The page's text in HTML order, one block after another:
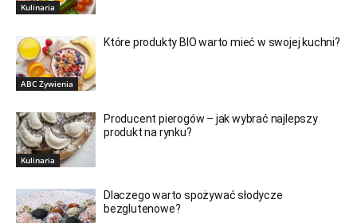
Kulinaria
ABC Żywienia
Które produkty BIO warto mieć w swojej kuchni?
Kulinaria
Producent pierogów – jak wybrać najlepszy
produkt na rynku?
Dlaczego warto spożywać słodycze
bezglutenowe?